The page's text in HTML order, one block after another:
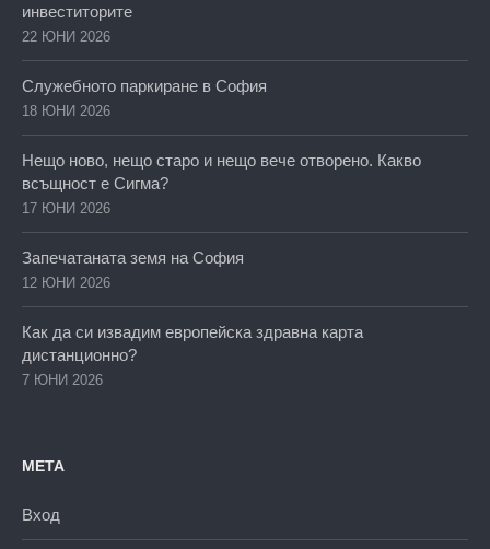
инвеститорите
22 ЮНИ 2026
Служебното паркиране в София
18 ЮНИ 2026
Нещо ново, нещо старо и нещо вече отворено. Какво
всъщност е Сигма?
17 ЮНИ 2026
Запечатаната земя на София
12 ЮНИ 2026
Как да си извадим европейска здравна карта
дистанционно?
7 ЮНИ 2026
МЕТА
Вход